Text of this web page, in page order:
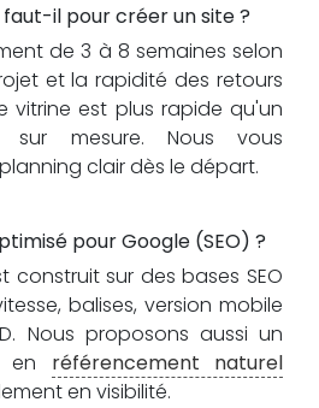
il pour créer un site ?
de 3 à 8 semaines selon
et la rapidité des retours
vitrine est plus rapide qu'un
sur mesure. Nous vous
clair dès le départ.
pour Google (SEO) ?
construit sur des bases SEO
balises, version mobile
Nous proposons aussi un
en référencement naturel
en visibilité.